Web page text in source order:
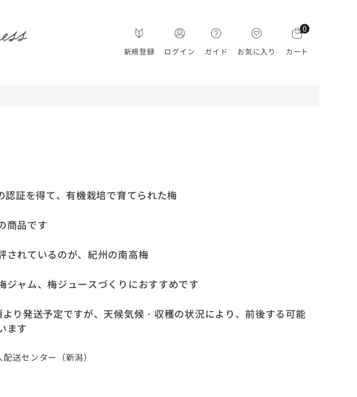
新規登録 ログイン ガイド お気に入り
0
カート
認証を得て、有機栽培で育てられた梅
商品です
されているのが、紀州の南高梅
ジャム、梅ジュースづくりにおすすめです
り発送予定ですが、天候気候・収穫の状況により、前後する可能
ます
送センター（新潟）